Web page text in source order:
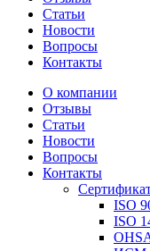
Статьи
Новости
Вопросы
Контакты
О компании
Отзывы
Статьи
Новости
Вопросы
Контакты
ISO
ISO